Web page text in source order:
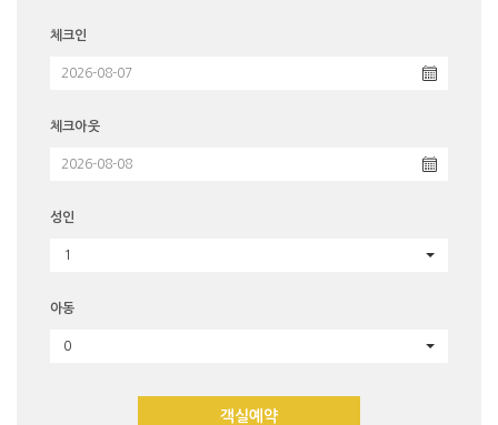
체크인
체크아웃
성인
1
아동
0
객실예약